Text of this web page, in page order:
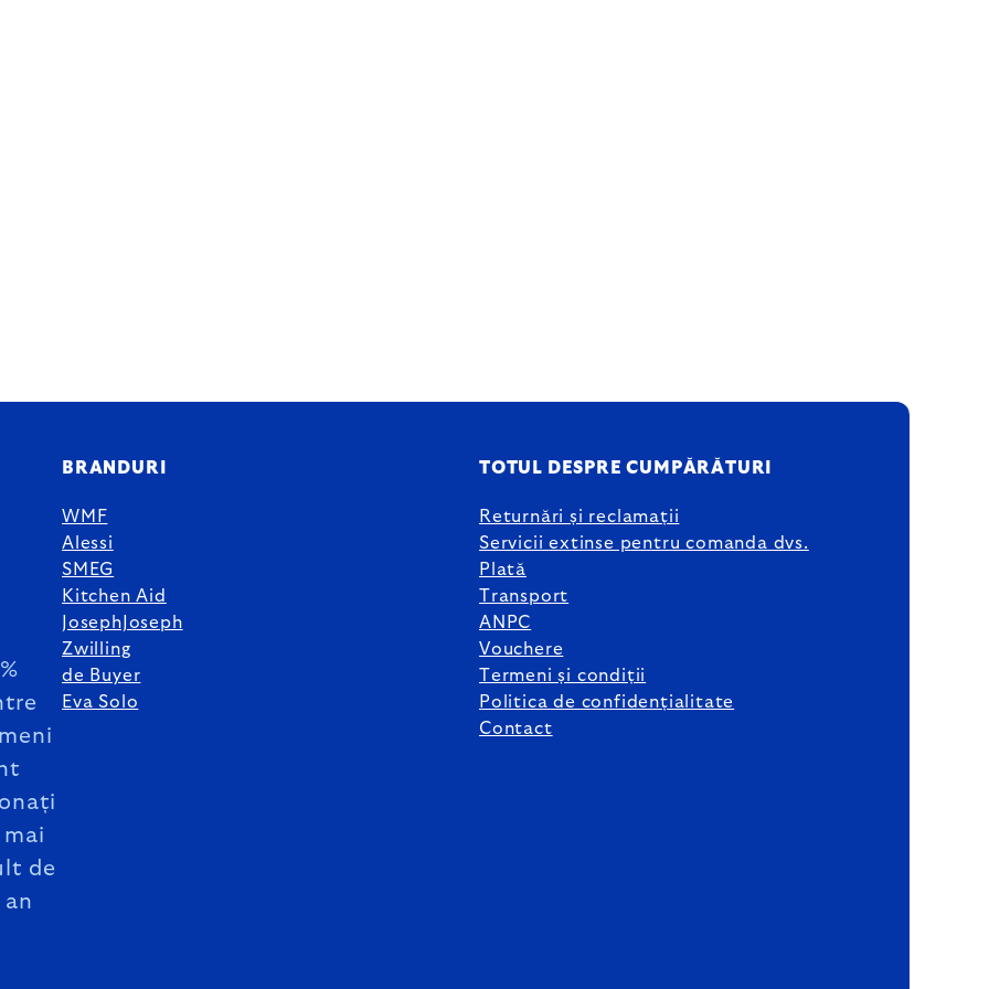
mai
de
an
BRANDURI
WMF
Alessi
SMEG
Kitchen Aid
JosephJoseph
Zwilling
de Buyer
Eva Solo
TOTUL DESPRE CUMPĂRĂTURI
Returnări și reclamații
Servicii extinse pentru comanda dvs.
Plată
Transport
ANPC
Vouchere
Termeni și condiții
Politica de confidențialitate
Contact